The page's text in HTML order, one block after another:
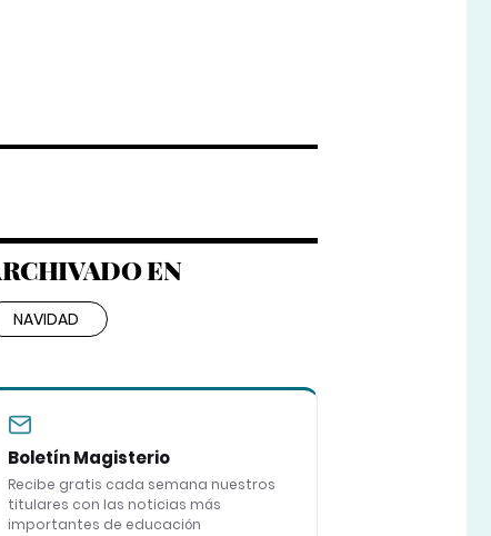
EN
NAVIDAD
Boletín Magisterio
Recibe gratis cada semana nuestros
titulares con las noticias más
importantes de educación